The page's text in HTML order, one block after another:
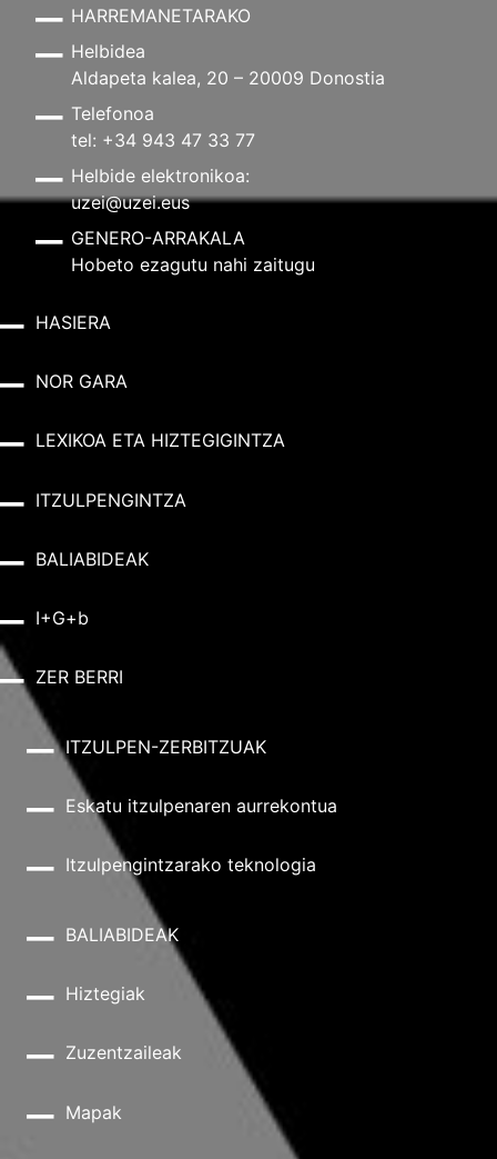
HARREMANETARAKO
Helbidea
Aldapeta kalea, 20 – 20009 Donostia
Telefonoa
tel: +34 943 47 33 77
Helbide elektronikoa:
uzei@uzei.eus
GENERO-ARRAKALA
Hobeto ezagutu nahi zaitugu
HASIERA
NOR GARA
LEXIKOA ETA HIZTEGIGINTZA
ITZULPENGINTZA
BALIABIDEAK
I+G+b
ZER BERRI
ITZULPEN-ZERBITZUAK
Eskatu itzulpenaren aurrekontua
Itzulpengintzarako teknologia
BALIABIDEAK
Hiztegiak
Zuzentzaileak
Mapak